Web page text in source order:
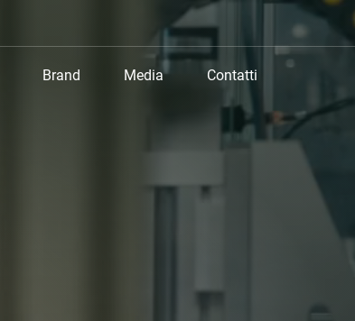
Brand Media Contatti